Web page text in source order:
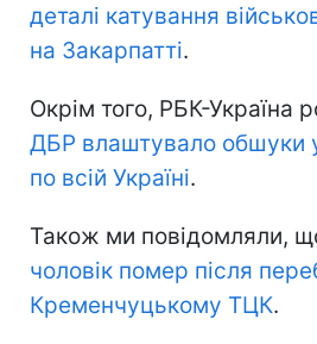
деталі катування
на Закарпатті.
Окрім того, РБК-Україна
ДБР влаштувало обшуки
по всій Україні.
Також ми повідомляли,
чоловік помер після
Кременчуцькому ТЦК.